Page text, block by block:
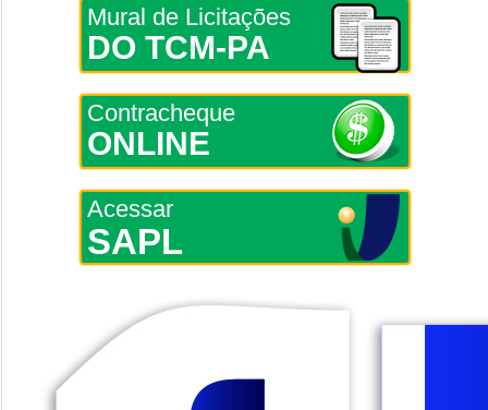
Mural de Licitações
DO TCM-PA
Contracheque
ONLINE
Acessar
SAPL